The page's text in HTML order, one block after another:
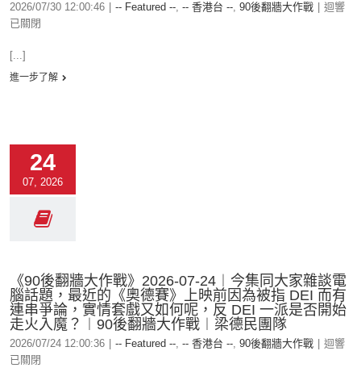
2026/07/30 12:00:46 -- Featured --, -- 香港台 --, 90後翻牆大作戰
迴響
已關閉
[...]
進一步了解
24
07, 2026
《90後翻牆大作戰》2026-07-24︱今集同大家雜談電
腦話題，最近的《奧德賽》上映前因為被指 DEI 而有
連串爭論，實情套戲又如何呢，反 DEI 一派是否開始
走火入魔？︱90後翻牆大作戰︱梁德民團隊
2026/07/24 12:00:36 -- Featured --, -- 香港台 --, 90後翻牆大作戰
迴響
已關閉